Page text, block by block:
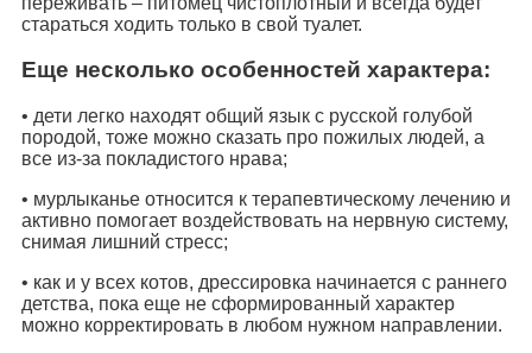
стараться ходить только в свой туалет.
Еще несколько особенностей характера:
• дети легко находят общий язык с русской голубой
породой, тоже можно сказать про пожилых людей, а
все из-за покладистого нрава;
• мурлыканье относится к терапевтическому лечению и
активно помогает воздействовать на нервную систему,
снимая лишний стресс;
• как и у всех котов, дрессировка начинается с раннего
детства, пока еще не сформированный характер
можно корректировать в любом нужном направлении.